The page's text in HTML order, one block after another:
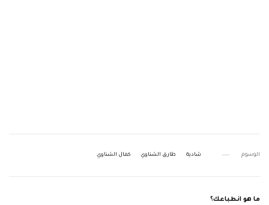
الوسوم شادية طارق الشناوي كمال الشناوي
ما هو انطباعك؟